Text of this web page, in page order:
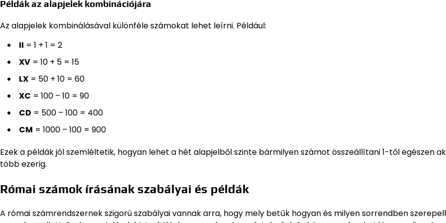
Példák az alapjelek kombinációjára
Az alapjelek kombinálásával különféle számokat lehet leírni. Például:
II = 1 + 1 = 2
XV = 10 + 5 = 15
LX = 50 + 10 = 60
XC = 100 – 10 = 90
CD = 500 – 100 = 400
CM = 1000 – 100 = 900
Ezek a példák jól szemléltetik, hogyan lehet a hét alapjelből szinte bármilyen számot összeállítani 1-től egészen
több ezerig.
Római számok írásának szabályai és példák
A római számrendszernek szigorú szabályai vannak arra, hogy mely betűk hogyan és milyen sorrendben